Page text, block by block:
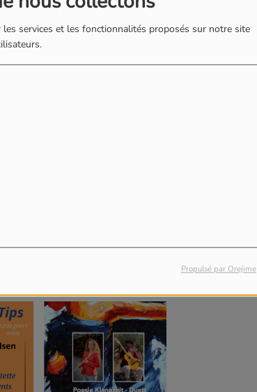
services et les fonctionnalités proposés sur notre site
Propulsé par Orejime
AGENDA